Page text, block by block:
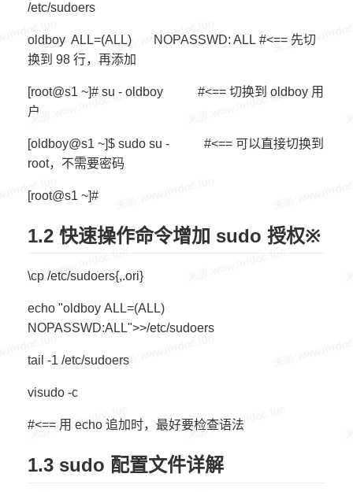
/etc/sudoers
oldboy ALL=(ALL) NOPASSWD: ALL #<== 先切
换到 98 行，再添加
[root@s1 ~]# su - oldboy #<== 切换到 oldboy 用
户
[oldboy@s1 ~]$ sudo su - #<== 可以直接切换到
root，不需要密码
[root@s1 ~]#
1.2 快速操作命令增加 sudo 授权※
\cp /etc/sudoers{,.ori}
echo "oldboy ALL=(ALL)
NOPASSWD:ALL">>/etc/sudoers
tail -1 /etc/sudoers
visudo -c
#<== 用 echo 追加时，最好要检查语法
1.3 sudo 配置文件详解